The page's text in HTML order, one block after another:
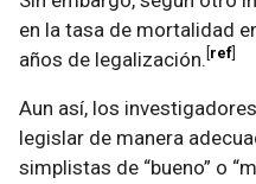
en la tasa de mortalidad
años de legalización. ref
Aun así, los
legislar de manera
simplistas de “bueno” o